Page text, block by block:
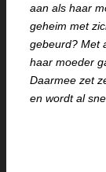
aan als haar
geheim met
gebeurd? Met
haar moeder
Daarmee zet
en wordt al